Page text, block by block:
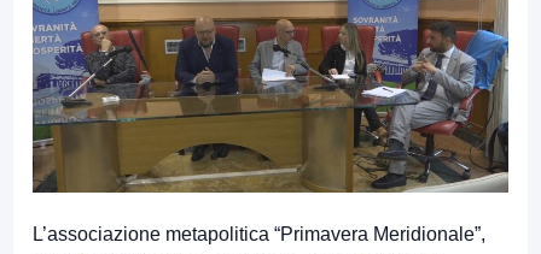
L’associazione metapolitica “Primavera Meridionale”,